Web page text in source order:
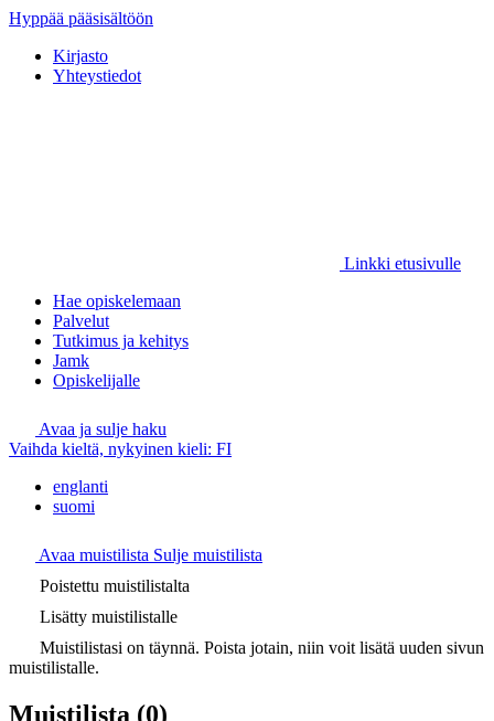
Hyppää pääsisältöön
Kirjasto
Yhteystiedot
Linkki etusivulle
Hae opiskelemaan
Palvelut
Tutkimus ja kehitys
Jamk
Opiskelijalle
Avaa ja sulje haku
Vaihda kieltä, nykyinen kieli: FI
englanti
suomi
Avaa muistilista Sulje muistilista
Poistettu muistilistalta
Lisätty muistilistalle
Muistilistasi on täynnä. Poista jotain, niin voit lisätä uuden sivun
muistilistalle.
Muistilista (0)